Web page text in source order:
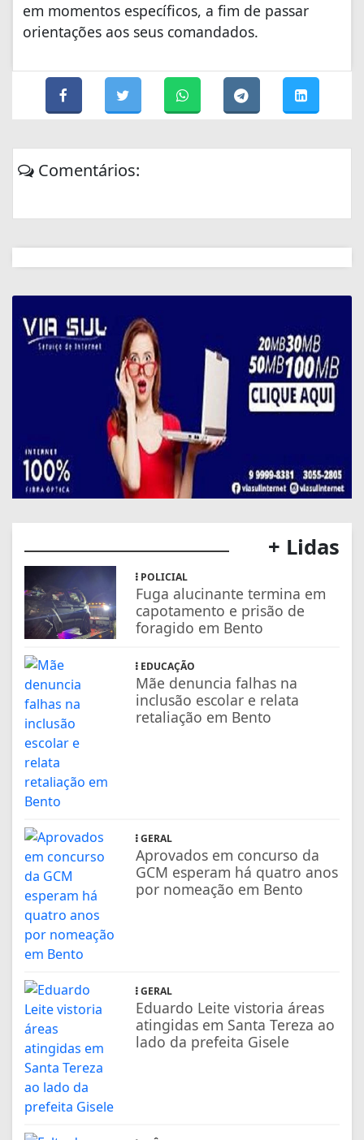
em momentos específicos, a fim de passar
orientações aos seus comandados.
Comentários:
+ Lidas
POLICIAL
Fuga alucinante termina em
capotamento e prisão de
foragido em Bento
EDUCAÇÃO
Mãe denuncia falhas na
inclusão escolar e relata
retaliação em Bento
GERAL
Aprovados em concurso da
GCM esperam há quatro anos
por nomeação em Bento
GERAL
Eduardo Leite vistoria áreas
atingidas em Santa Tereza ao
lado da prefeita Gisele